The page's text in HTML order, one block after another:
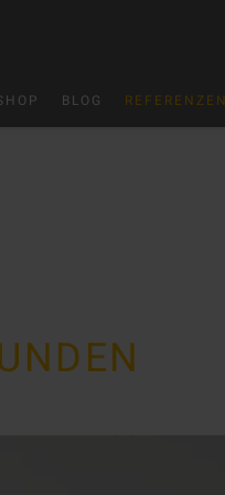
BLOG REFERENZEN